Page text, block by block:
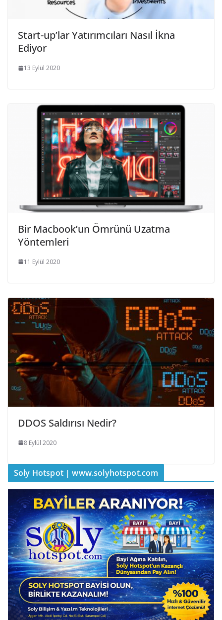
Start-up’lar Yatırımcıları Nasıl İkna
Ediyor
13 Eylül 2020
Bir Macbook’un Ömrünü Uzatma
Yöntemleri
11 Eylül 2020
DDOS Saldırısı Nedir?
8 Eylül 2020
Soly Hotspot | www.solyhotspot.com